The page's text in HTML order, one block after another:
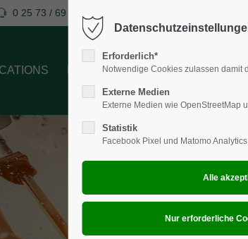
Support
Lorem ipsum dolor sit amet:
24h
We offer support for our customers
Mon - Fri 8:00am - 5:00pm
0 25 73 / 69 79 710
Erforderlich*
Notwendige Cookies zulassen damit
Externe Medien
Externe Medien wie OpenStreetMap
Statistik
Facebook Pixel und Matomo